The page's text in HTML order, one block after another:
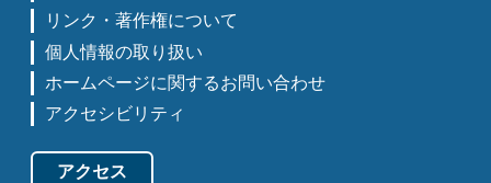
リンク・著作権について
個人情報の取り扱い
ホームページに関するお問い合わせ
アクセシビリティ
アクセス